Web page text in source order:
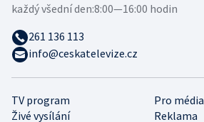
TV program
Pro média
Živé vysílání
Reklama
každý všední den:8:00—16:00 hodin
261 136 113
info@ceskatelevize.cz